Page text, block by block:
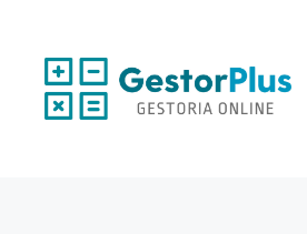
contenido